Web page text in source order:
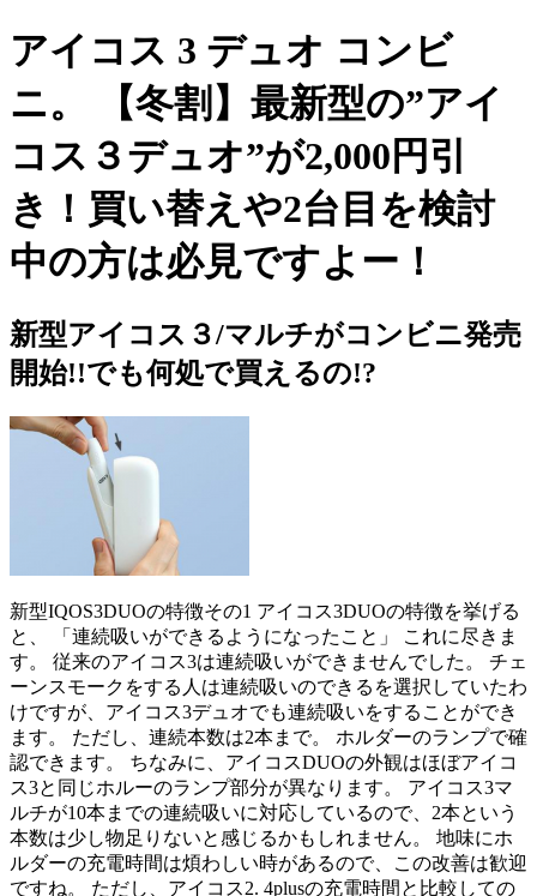
アイコス 3 デュオ コンビ
ニ。 【冬割】最新型の”アイ
コス３デュオ”が2,000円引
き！買い替えや2台目を検討
中の方は必見ですよー！
新型アイコス３/マルチがコンビニ発売
開始!!でも何処で買えるの!?
新型IQOS3DUOの特徴その1 アイコス3DUOの特徴を挙げる
と、 「連続吸いができるようになったこと」 これに尽きま
す。 従来のアイコス3は連続吸いができませんでした。 チェ
ーンスモークをする人は連続吸いのできるを選択していたわ
けですが、アイコス3デュオでも連続吸いをすることができ
ます。 ただし、連続本数は2本まで。 ホルダーのランプで確
認できます。 ちなみに、アイコスDUOの外観はほぼアイコ
ス3と同じホルーのランプ部分が異なります。 アイコス3マ
ルチが10本までの連続吸いに対応しているので、2本という
本数は少し物足りないと感じるかもしれません。 地味にホ
ルダーの充電時間は煩わしい時があるので、この改善は歓迎
ですね。 ただし、アイコス2. 4plusの充電時間と比較しての